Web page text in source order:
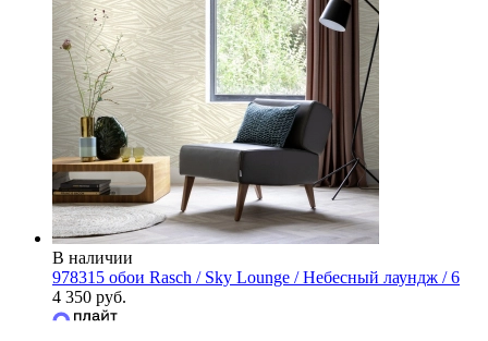
В наличии
978315 обои Rasch / Sky Lounge / Небесный лаундж / 6
4 350 руб.